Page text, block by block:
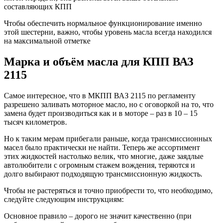
составляющих КПП
Чтобы обеспечить нормальное функционирование именно
этой шестерни, важно, чтобы уровень масла всегда находился
на максимальной отметке
Марка и объём масла для КПП ВАЗ
2115
Самое интересное, что в МКПП ВАЗ 2115 по регламенту
разрешено заливать моторное масло, но с оговоркой на то, что
замена будет производиться как и в моторе – раз в 10 – 15
тысяч километров.
Но к таким мерам прибегали раньше, когда трансмиссионных
масел было практически не найти. Теперь же ассортимент
этих жидкостей настолько велик, что многие, даже заядлые
автолюбители с огромным стажем вождения, теряются и
долго выбирают подходящую трансмиссионную жидкость.
Чтобы не растеряться и точно приобрести то, что необходимо,
следуйте следующим инструкциям:
Основное правило – дорого не значит качественно (при